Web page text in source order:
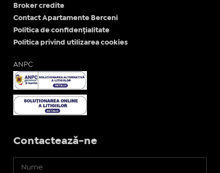
Broker credite
Contact Apartamente Berceni
Politica de confidențialitate
Politica privind utilizarea cookies
ANPC
Contactează-ne